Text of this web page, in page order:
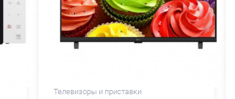
Телевизоры и приставки